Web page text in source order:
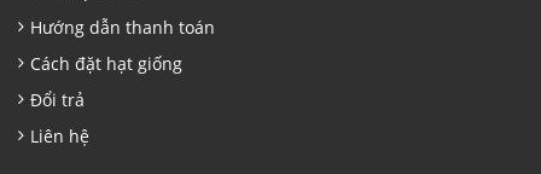
Hướng dẫn thanh toán
Cách đặt hạt giống
Đổi trả
Liên hệ